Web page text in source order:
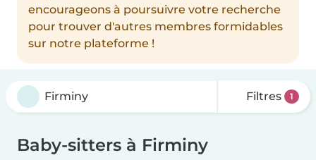
encourageons à poursuivre votre recherche
pour trouver d'autres membres formidables
sur notre plateforme !
Filtres 1
Baby-sitters à Firminy